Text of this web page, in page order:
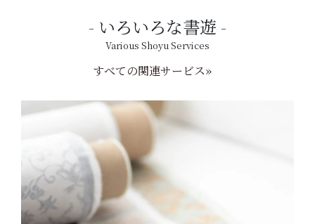
いろいろな書遊
Various Shoyu Services
すべての関連サービス»